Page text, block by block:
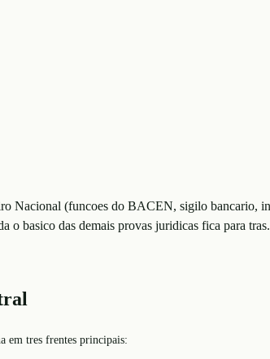
Nacional (funcoes do BACEN, sigilo bancario,
o basico das demais provas juridicas fica para tras.
em tres frentes principais: